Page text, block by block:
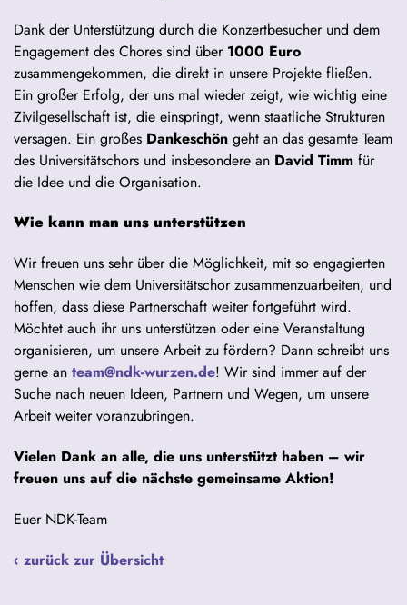
Dank der Unterstützung durch die Konzertbesucher und dem
Engagement des Chores sind über 1000 Euro
zusammengekommen, die direkt in unsere Projekte fließen.
Ein großer Erfolg, der uns mal wieder zeigt, wie wichtig eine
Zivilgesellschaft ist, die einspringt, wenn staatliche Strukturen
versagen. Ein großes Dankeschön geht an das gesamte Team
des Universitätschors und insbesondere an David Timm für
die Idee und die Organisation.
Wie kann man uns unterstützen
Wir freuen uns sehr über die Möglichkeit, mit so engagierten
Menschen wie dem Universitätschor zusammenzuarbeiten, und
hoffen, dass diese Partnerschaft weiter fortgeführt wird.
Möchtet auch ihr uns unterstützen oder eine Veranstaltung
organisieren, um unsere Arbeit zu fördern? Dann schreibt uns
gerne an team@ndk-wurzen.de! Wir sind immer auf der
Suche nach neuen Ideen, Partnern und Wegen, um unsere
Arbeit weiter voranzubringen.
Vielen Dank an alle, die uns unterstützt haben – wir
freuen uns auf die nächste gemeinsame Aktion!
Euer NDK-Team
‹ zurück zur Übersicht